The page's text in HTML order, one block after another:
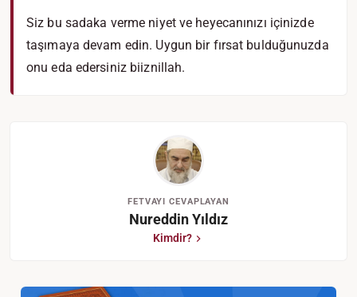
Siz bu sadaka verme niyet ve heyecanınızı içinizde
taşımaya devam edin. Uygun bir fırsat bulduğunuzda
onu eda edersiniz biiznillah.
FETVAYI CEVAPLAYAN
Nureddin Yıldız
Kimdir?